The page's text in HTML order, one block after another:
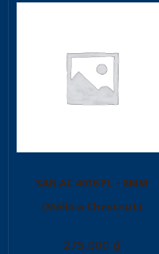
SAN AC 4016 PL – 8MM
(Mellow Chestnut)
275.000 ₫